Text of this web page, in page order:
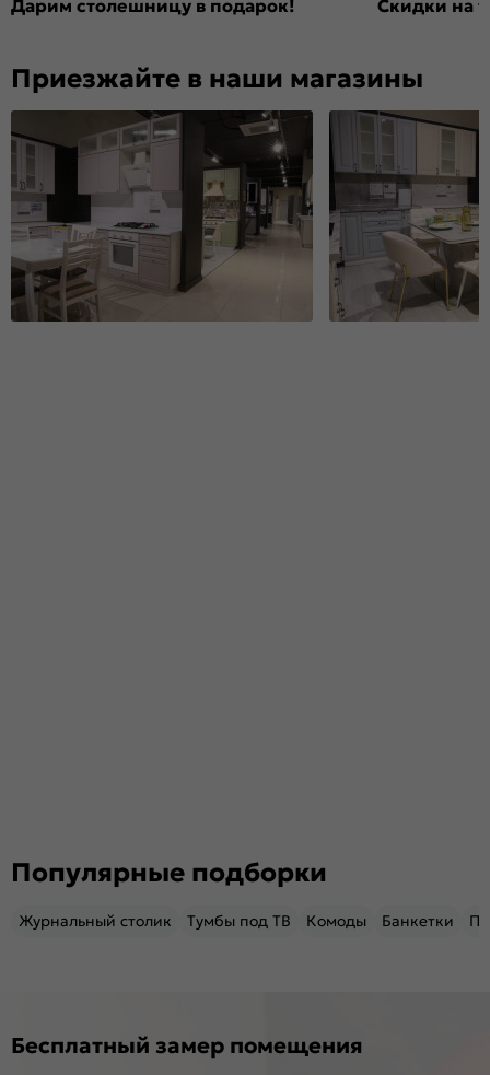
Дарим столешницу в подарок! Скидки на
Приезжайте в наши магазины
Популярные подборки
Журнальный столик Тумбы под ТВ Комоды Банкетки
Бесплатный замер помещения